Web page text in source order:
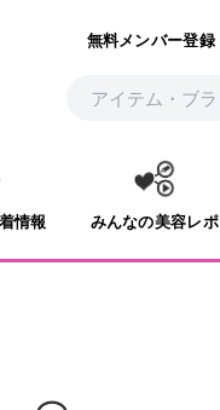
無料メンバー登録
情報 みんなの美容レポ